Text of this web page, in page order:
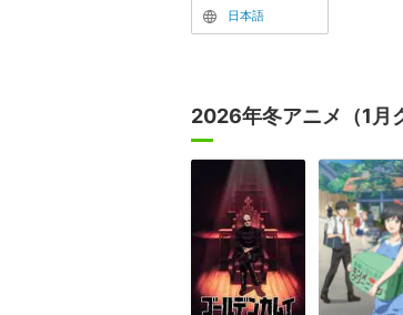
日本語
2026年冬アニメ（1月